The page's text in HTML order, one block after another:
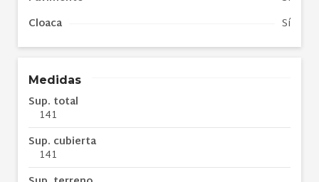
Cloaca
Sí
Medidas
Sup. total
141
Sup. cubierta
141